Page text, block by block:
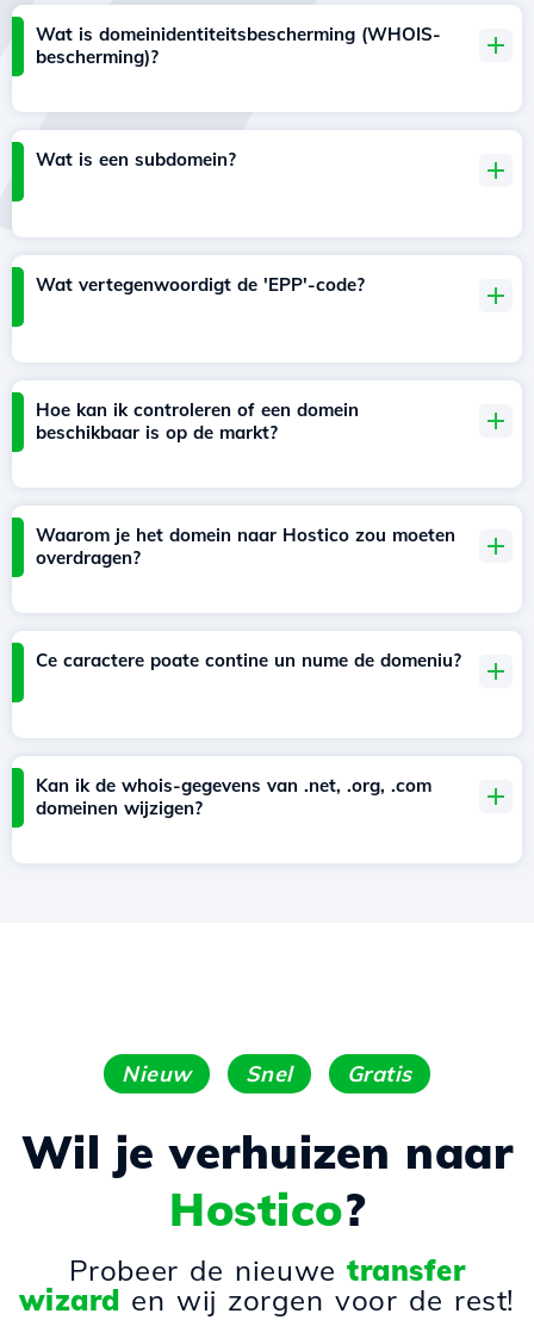
Wat is domeinidentiteitsbescherming (WHOIS-
bescherming)?
Wat is een subdomein?
Wat vertegenwoordigt de 'EPP'-code?
Hoe kan ik controleren of een domein
beschikbaar is op de markt?
Waarom je het domein naar Hostico zou moeten
overdragen?
Ce caractere poate contine un nume de domeniu?
Kan ik de whois-gegevens van .net, .org, .com
domeinen wijzigen?
Nieuw Snel Gratis
Wil je verhuizen naar
Hostico?
Probeer de nieuwetransfer
wizard en wij zorgen voor de rest!